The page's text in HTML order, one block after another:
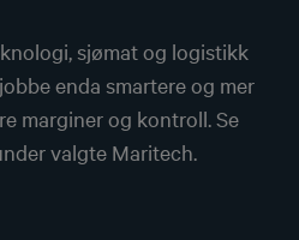
sjømat og logistikk
enda smartere og mer
marginer og kontroll. Se
valgte Maritech.